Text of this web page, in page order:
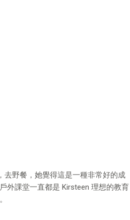
去野餐，她覺得這是一種非常好的成
外課堂一直都是 Kirsteen 理想的教育